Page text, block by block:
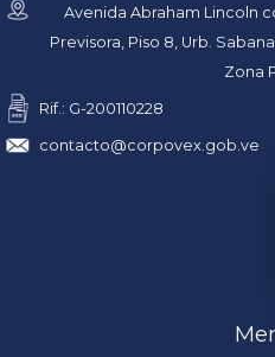
Avenida Abraham Lincoln
Previsora, Piso 8, Urb.
Zona
Rif.: G-200110228
contacto@corpovex.gob.ve